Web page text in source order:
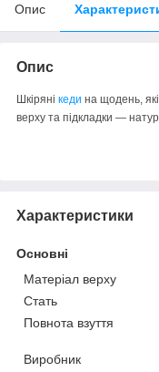
Опис
Опис
Шкіряні кеди на щодень,
верху та підкладки —
Характеристики
Основні
Матеріал верху
Стать
Повнота взуття
Виробник